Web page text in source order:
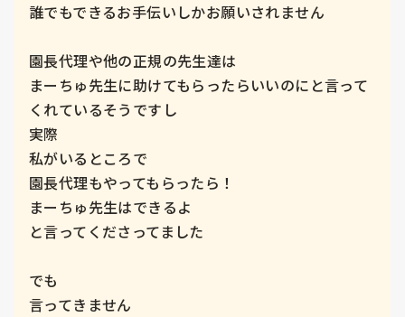
誰でもできるお手伝いしかお願いされません
園長代理や他の正規の先生達は
まーちゅ先生に助けてもらったらいいのにと言って
くれているそうですし
実際
私がいるところで
園長代理もやってもらったら！
まーちゅ先生はできるよ
と言ってくださってました
でも
言ってきません